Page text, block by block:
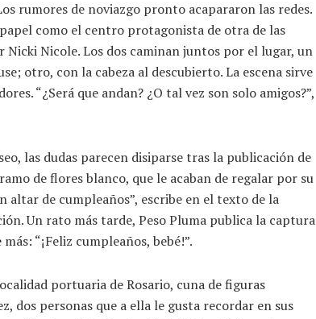
rumores de noviazgo pronto acapararon las redes.
como el centro protagonista de otra de las
Nicki Nicole. Los dos caminan juntos por el lugar, un
otro, con la cabeza al descubierto. La escena sirve
“¿Será que andan? ¿O tal vez son solo amigos?”,
las dudas parecen disiparse tras la publicación de
de flores blanco, que le acaban de regalar por su
altar de cumpleaños”, escribe en el texto de la
Un rato más tarde, Peso Pluma publica la captura
“¡Feliz cumpleaños, bebé!”.
portuaria de Rosario, cuna de figuras
dos personas que a ella le gusta recordar en sus